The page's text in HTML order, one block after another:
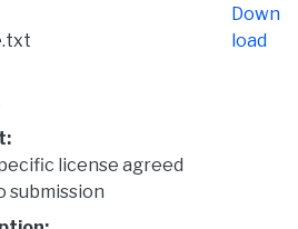
license agreed
submission
Down
load